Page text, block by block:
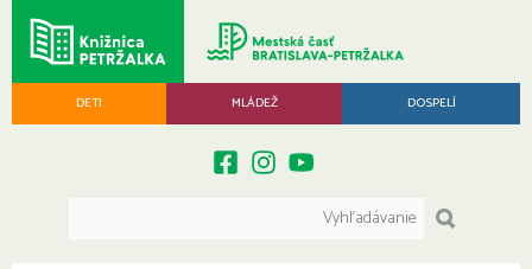
DETI MLÁDEŽ DOSPELÍ